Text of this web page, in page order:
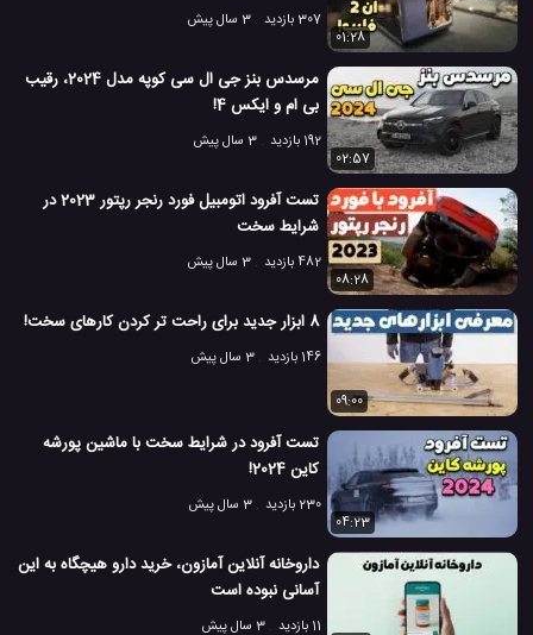
307 بازدید
3 سال پیش
01:28
مرسدس بنز جی ال سی کوپه مدل 2024، رقیب
بی ام و ایکس 4!
192 بازدید
3 سال پیش
02:57
تست آفرود اتومبیل فورد رنجر رپتور 2023 در
شرایط سخت
482 بازدید
3 سال پیش
08:28
8 ابزار جدید برای راحت تر کردن کارهای سخت!
146 بازدید 3 سال پیش
09:00
تست آفرود در شرایط سخت با ماشین پورشه
کاین 2024!
230 بازدید
3 سال پیش
04:23
داروخانه آنلاین آمازون، خرید دارو هیچگاه به این
آسانی نبوده است
11 بازدید
3 سال پیش